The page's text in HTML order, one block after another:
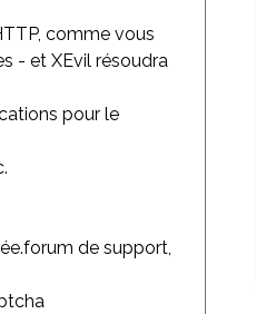
comme vous
- et XEvil résoudra
pour le
de support,